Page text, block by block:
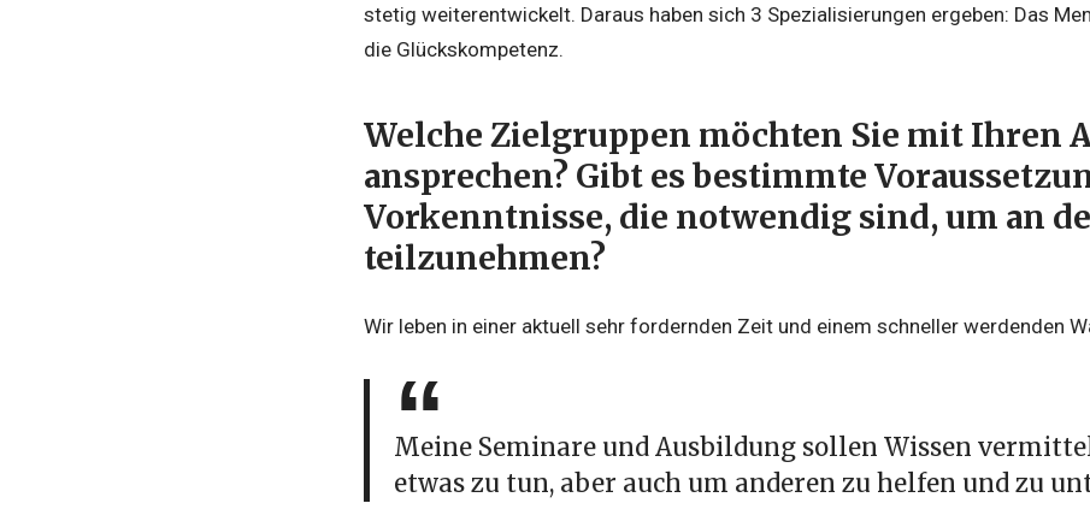
stetig weiterentwickelt. Daraus haben sich 3 Spezialisierungen ergeben: Das
die Glückskompetenz.
Welche Zielgruppen möchten Sie mit Ihren
ansprechen? Gibt es bestimmte
Vorkenntnisse, die notwendig sind, um an
teilzunehmen?
Wir leben in einer aktuell sehr fordernden Zeit und einem schneller werdenden
Meine Seminare und Ausbildung sollen Wissen
etwas zu tun, aber auch um anderen zu helfen und zu